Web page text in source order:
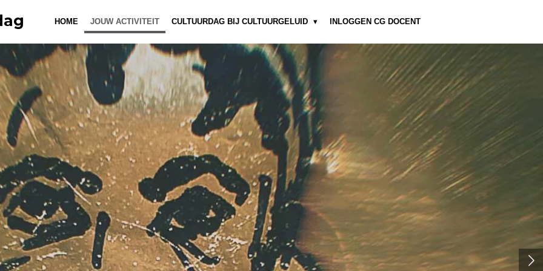
HOME JOUW ACTIVITEIT CULTUURDAG BIJ CULTUURGELUID INLOGGEN CG DOCENT